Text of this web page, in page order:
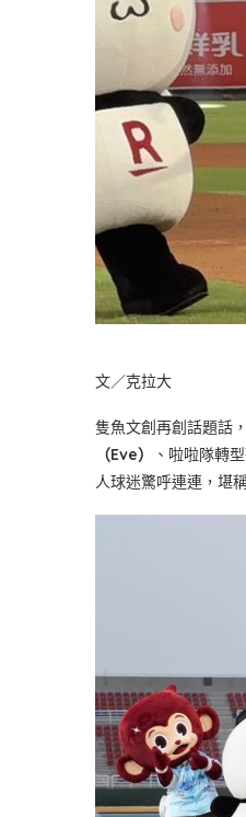
文／克拉大
隻魚文創再創話題話
（Eve）
、啦啦隊轉
人球迷驚呼連連，堪